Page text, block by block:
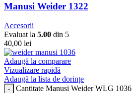
Manusi Weider 1322
Accesorii
Evaluat la 5.00 din 5
40,00 lei
Adaugă la comparare
Vizualizare rapidă
Adaugă la lista de dorințe
Cantitate Manusi Weider WLG 1036